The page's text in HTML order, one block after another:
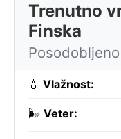
Trenutno
Finska
💧 Vlažnost:
🌬️ Veter: